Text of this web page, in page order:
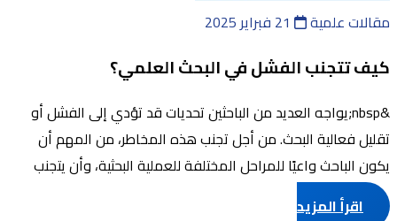
مقالات علمية
كيف تتجنب الفشل في البحث العلمي؟
&nbsp;يواجه العديد من الباحثين تحديات قد تؤدي إلى الفشل أو
تقليل فعالية البحث. من أجل تجنب هذه المخاطر، من المهم أن
يكون الباحث واعيًا للمراحل المختلفة للعملية البحثية، وأن يتجنب
الأخطاء الشائعة ال ...
اقرأ المزيد